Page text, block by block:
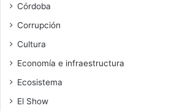
Córdoba
Corrupción
Cultura
Economía e infraestructura
Ecosistema
El Show